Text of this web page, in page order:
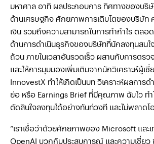
มหาศาล อาทิ ผลประกอบการ ทิศทางของบริ
ด้านเศรษฐกิจ ศักยภาพการเติบโตของบริษัท
เงิน รวมถึงความสามารถในการทํากําไร ตลอ
ด้านการดําเนินธุรกิจของบริษัทที่นักลงทุนสนใ
ถ้วน ภายในเวลาอันรวดเร็ว ผสานกับการตร
และให้การมุมมองเพิ่มเติมจากนักวิเคราะห์ผู้เ
InnovestX ทำให้เกิดเป็นบท วิเคราะห์ผลการ
ย่อ หรือ Earnings Brief ที่มีคุณภาพ ฉับไว ท
ตัดสินใจลงทุนได้อย่างทันท่วงที และไม่พลาดโ
“เราเชื่อว่าด้วยศักยภาพของ Microsoft และเ
OpenAI บวกกับประสบการณ์ และความเชี่ยว